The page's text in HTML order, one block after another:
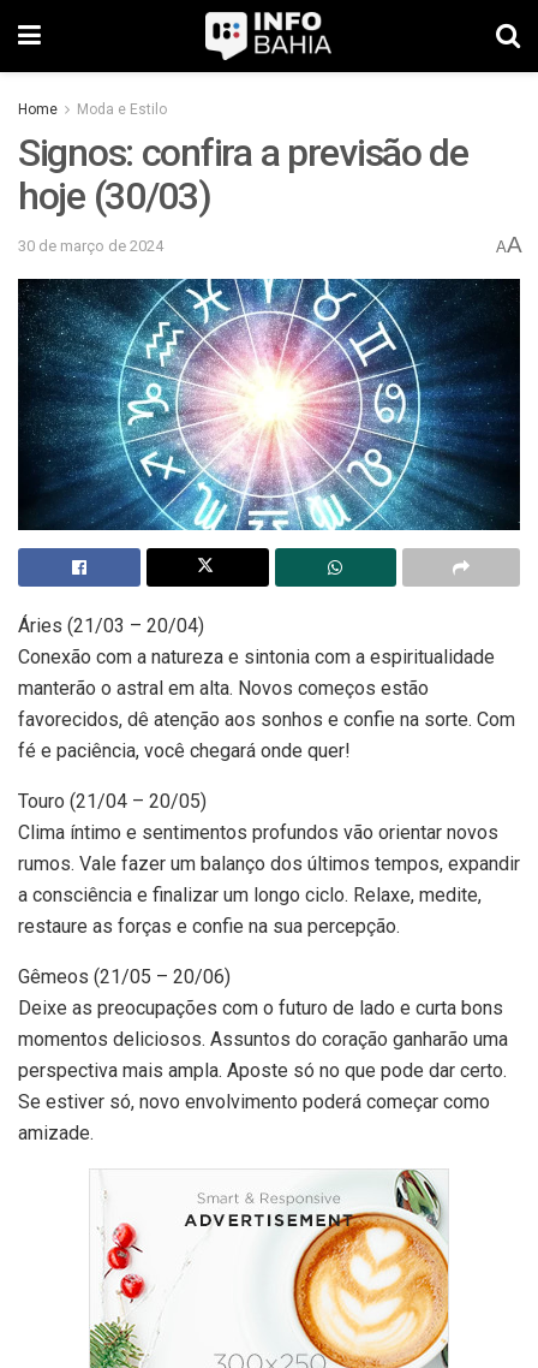
Home Moda e Estilo
Signos: confira a previsão de
hoje (30/03)
30 de março de 2024 AA
Áries (21/03 – 20/04)
Conexão com a natureza e sintonia com a espiritualidade
manterão o astral em alta. Novos começos estão
favorecidos, dê atenção aos sonhos e confie na sorte. Com
fé e paciência, você chegará onde quer!
Touro (21/04 – 20/05)
Clima íntimo e sentimentos profundos vão orientar novos
rumos. Vale fazer um balanço dos últimos tempos, expandir
a consciência e finalizar um longo ciclo. Relaxe, medite,
restaure as forças e confie na sua percepção.
Gêmeos (21/05 – 20/06)
Deixe as preocupações com o futuro de lado e curta bons
momentos deliciosos. Assuntos do coração ganharão uma
perspectiva mais ampla. Aposte só no que pode dar certo.
Se estiver só, novo envolvimento poderá começar como
amizade.